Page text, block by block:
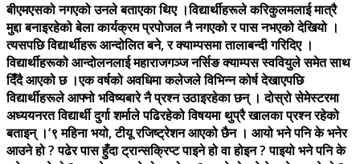
बीएमएसको नगएको उनले बताएका थिए ।विद्यार्थीहरूले करिकुलमलाई मात्रै
मुद्दा बनाइरहेको बेला कार्यक्रम प्रपोजल नै नगएको र पास नभएको देखियो ।
त्यसपछि विद्यार्थीहरू आन्दोलित बने, र क्याम्पसमा तालाबन्दी गरिदिए ।
विद्यार्थीहरूको आन्दोलनलाई महाराजगञ्ज नर्सिङ क्याम्पस स्ववियुले समेत साथ
दिँदै आएको छ ।एक वर्षको अवधिमा कलेजले विभिन्न कोर्ष देखाएपछि
विद्यार्थीहरूले आफ्नो भविष्यबारे नै प्रश्न उठाइरहेका छन् । दोस्रो सेमेस्टरमा
अध्ययनरत विद्यार्थी दुर्गा शर्माले पढिरहेको विषयमा थुप्रै खालका प्रश्न रहेको
बताइन् ।‘९ महिना भयो, टीयू रजिष्ट्रेशन आएको छैन । आयो भने पनि के भनेर
आउने हो ? पढेर पास हुँदा ट्रान्सक्रिप्ट पाइने हो वा होइन ? पाइयो भने पनि के